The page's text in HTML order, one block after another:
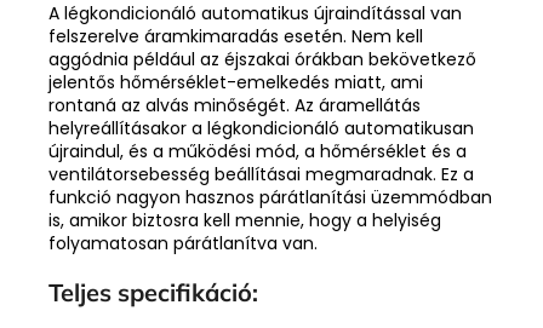
A légkondicionáló automatikus újraindítással van
felszerelve áramkimaradás esetén. Nem kell
aggódnia például az éjszakai órákban bekövetkező
jelentős hőmérséklet-emelkedés miatt, ami
rontaná az alvás minőségét. Az áramellátás
helyreállításakor a légkondicionáló automatikusan
újraindul, és a működési mód, a hőmérséklet és a
ventilátorsebesség beállításai megmaradnak. Ez a
funkció nagyon hasznos párátlanítási üzemmódban
is, amikor biztosra kell mennie, hogy a helyiség
folyamatosan párátlanítva van.
Teljes specifikáció: